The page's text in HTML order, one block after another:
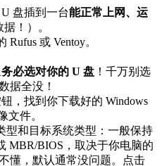
盘插到一台能正常上网、运
！）。
Rufus 或 Ventoy。
务必选对你的 U 盘 ！千万别选
据全没！
，找到你下载好的 Windows
文件。
型和目标系统类型：一般保持
MBR/BIOS，取决于你电脑的
懂，默认通常没问题。点击